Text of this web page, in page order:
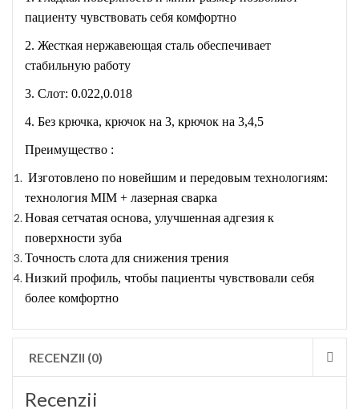
пациенту чувствовать себя комфортно
2. Жесткая нержавеющая сталь обеспечивает
стабильную работу
3. Слот: 0.022,0.018
4. Без крючка, крючок на 3, крючок на 3,4,5
Преимущество :
Изготовлено по новейшим и передовым технологиям:
технология MIM + лазерная сварка
Новая сетчатая основа, улучшенная адгезия к
поверхности зуба
Точность слота для снижения трения
Низкий профиль, чтобы пациенты чувствовали себя
более комфортно
RECENZII (0)
Recenzii